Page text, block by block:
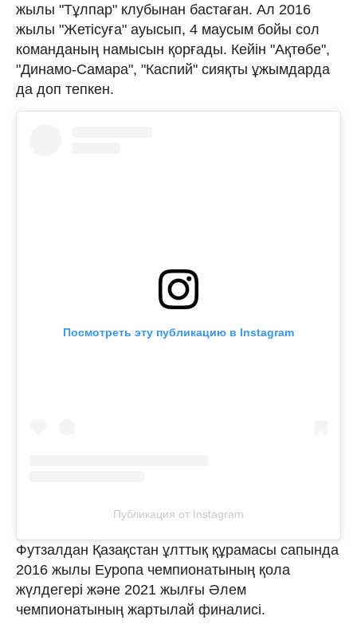
жылы "Тұлпар" клубынан бастаған. Ал 2016
жылы "Жетісуға" ауысып, 4 маусым бойы сол
команданың намысын қорғады. Кейін "Ақтөбе",
"Динамо-Самара", "Каспий" сияқты ұжымдарда
да доп тепкен.
Посмотреть эту публикацию в Instagram
Публикация от Instagram
Футзалдан Қазақстан ұлттық құрамасы сапында
2016 жылы Еуропа чемпионатының қола
жүлдегері және 2021 жылғы Әлем
чемпионатының жартылай финалисі.